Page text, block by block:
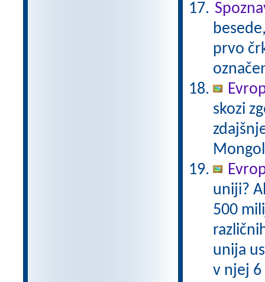
prvo
skozi
uniji?
500
unija
v njej 6